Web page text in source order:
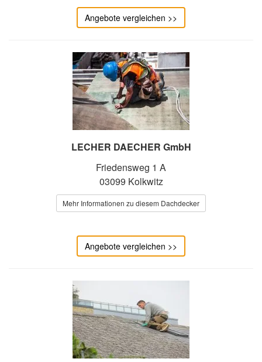
Angebote vergleichen >>
LECHER DAECHER GmbH
Friedensweg 1 A
03099 Kolkwitz
Mehr Informationen zu diesem Dachdecker
Angebote vergleichen >>